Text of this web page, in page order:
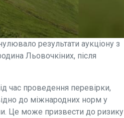
результати аукціону з
Льовочкіних, після
час проведення перевірки,
до міжнародних норм у
Це може призвести до ризику